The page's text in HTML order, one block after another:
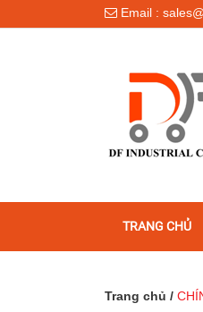
Email :
TRANG CHỦ
Trang chủ /